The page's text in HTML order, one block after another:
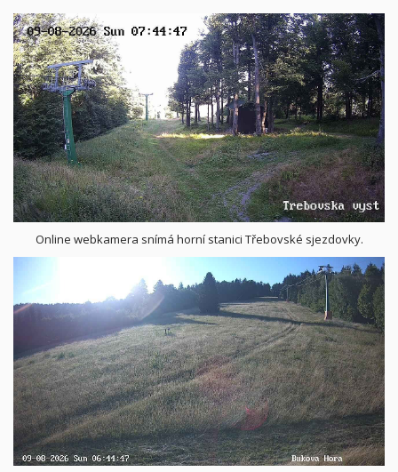
Online webkamera snímá horní stanici Třebovské sjezdovky.